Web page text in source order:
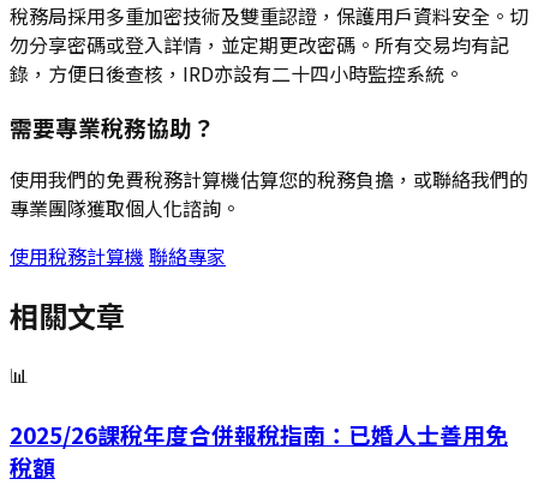
稅務局採用多重加密技術及雙重認證，保護用戶資料安全。切
勿分享密碼或登入詳情，並定期更改密碼。所有交易均有記
錄，方便日後查核，IRD亦設有二十四小時監控系統。
需要專業稅務協助？
使用我們的免費稅務計算機估算您的稅務負擔，或聯絡我們的
專業團隊獲取個人化諮詢。
使用稅務計算機 聯絡專家
相關文章
📊
2025/26課稅年度合併報稅指南：已婚人士善用免
稅額